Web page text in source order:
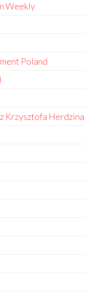
Weekly
Poland
Krzysztofa Herdzina